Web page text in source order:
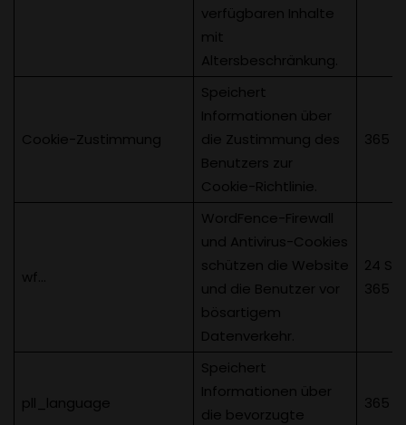
verfügbaren Inhalte
mit
Altersbeschränkung.
Cookie-Zustimmung
Speichert
Informationen über
die Zustimmung des
Benutzers zur
Cookie-Richtlinie.
365
wf…
WordFence-Firewall
und Antivirus-Cookies
schützen die Website
und die Benutzer vor
bösartigem
Datenverkehr.
24
365
pll_language
Speichert
Informationen über
die bevorzugte
365